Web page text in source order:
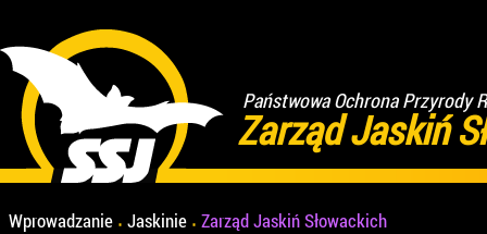
Państwowa Ochrona Przyrody
Zarząd Jaskiń
Wprowadzanie Jaskinie Zarząd Jaskiń Słowackich